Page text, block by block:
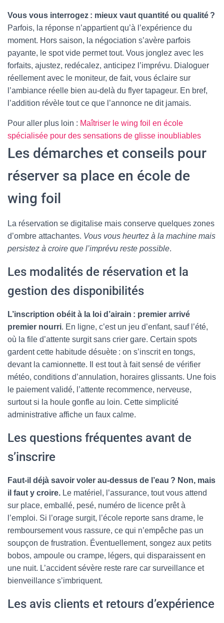
Vous vous interrogez : mieux vaut quantité ou qualité ?
Parfois, la réponse n’appartient qu’à l’expérience du
moment. Hors saison, la négociation s’avère parfois
payante, le spot vide permet tout. Vous jonglez avec les
forfaits, ajustez, redécalez, anticipez l’imprévu. Dialoguer
réellement avec le moniteur, de fait, vous éclaire sur
l’ambiance réelle bien au-delà du flyer tapageur. En bref,
l’addition révèle tout ce que l’annonce ne dit jamais.
Pour aller plus loin : Maîtriser le wing foil en école
spécialisée pour des sensations de glisse inoubliables
Les démarches et conseils pour
réserver sa place en école de
wing foil
La réservation se digitalise mais conserve quelques zones
d’ombre attachantes. Vous vous heurtez à la machine mais
persistez à croire que l’imprévu reste possible.
Les modalités de réservation et la
gestion des disponibilités
L’inscription obéit à la loi d’airain : premier arrivé
premier nourri. En ligne, c’est un jeu d’enfant, sauf l’été,
où la file d’attente surgit sans crier gare. Certain spots
gardent cette habitude désuète : on s’inscrit en tongs,
devant la camionnette. Il est tout à fait sensé de vérifier
météo, conditions d’annulation, horaires glissants. Une fois
le paiement validé, l’attente recommence, nerveuse,
surtout si la houle gonfle au loin. Cette simplicité
administrative affiche un faux calme.
Les questions fréquentes avant de
s’inscrire
Faut-il déjà savoir voler au-dessus de l’eau ? Non, mais
il faut y croire. Le matériel, l’assurance, tout vous attend
sur place, emballé, pesé, numéro de licence prêt à
l’emploi. Si l’orage surgit, l’école reporte sans drame, le
remboursement vous rassure, ce qui n’empêche pas un
soupçon de frustration. Éventuellement, songez aux petits
bobos, ampoule ou crampe, légers, qui disparaissent en
une nuit. L’accident sévère reste rare car surveillance et
bienveillance s’imbriquent.
Les avis clients et retours d’expérience